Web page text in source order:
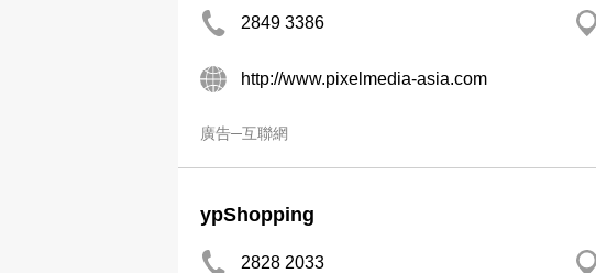
2849 3386
http://www.pixelmedia-asia.com
廣告─互聯網
ypShopping
2828 2033